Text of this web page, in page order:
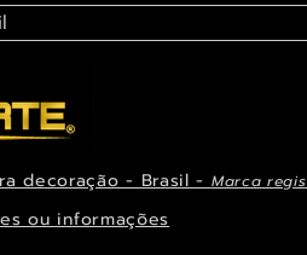
Visualização rápida
Masdevallia shuttleworthii e
Visualização rápida
imagem de Fada Bebê para
Visualização rápida
de Fada e elfo para decorar
decoração - Brasil - Marca
ou informações